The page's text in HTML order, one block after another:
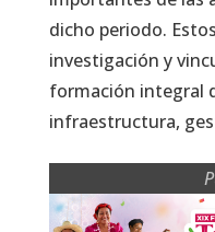
dicho periodo.
investigación y
formación integral
infraestructura,